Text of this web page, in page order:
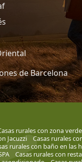
de Barcelona
rurales con zona verde
Jacuzzi Casas rurales
rurales con baño en las
Casas rurales con